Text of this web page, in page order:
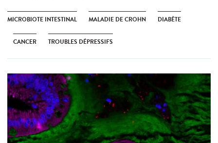
MICROBIOTE INTESTINAL MALADIE DE CROHN DIABÈTE
CANCER TROUBLES DÉPRESSIFS